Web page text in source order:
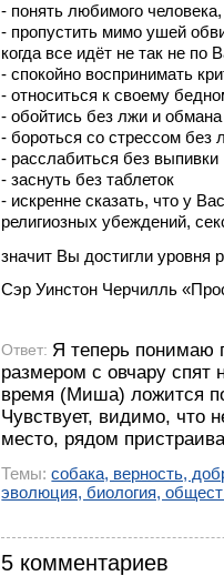
- понять любимого
- пропустить мимо ушей
когда все идёт не так не по
- спокойно воспринимать
- относиться к своему
- обойтись без лжи и обмана
- бороться со стрессом без
- расслабиться без выпивки
- заснуть без таблеток
- искренне сказать, что у
религиозных убеждений,
значит Вы достигли уровня
Сэр Уинстон Черчилль
Ответ: Я теперь понимаю
размером с овчару спят
время (Миша) ложится
Чувствует, видимо, что
место, рядом
Темы: собака, верность,
эволюция, биология,
5 комментариев